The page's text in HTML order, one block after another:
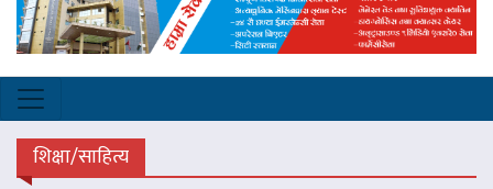
शिक्षा/साहित्य